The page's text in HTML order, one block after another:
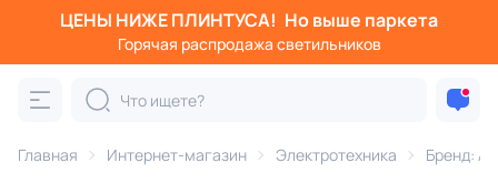
ЦЕНЫ НИЖЕ ПЛИНТУСА! Но выше паркета
Горячая распродажа светильников
Главная Интернет-магазин Электротехника Бренд:
Фильтры
Категория: Вся электротехника